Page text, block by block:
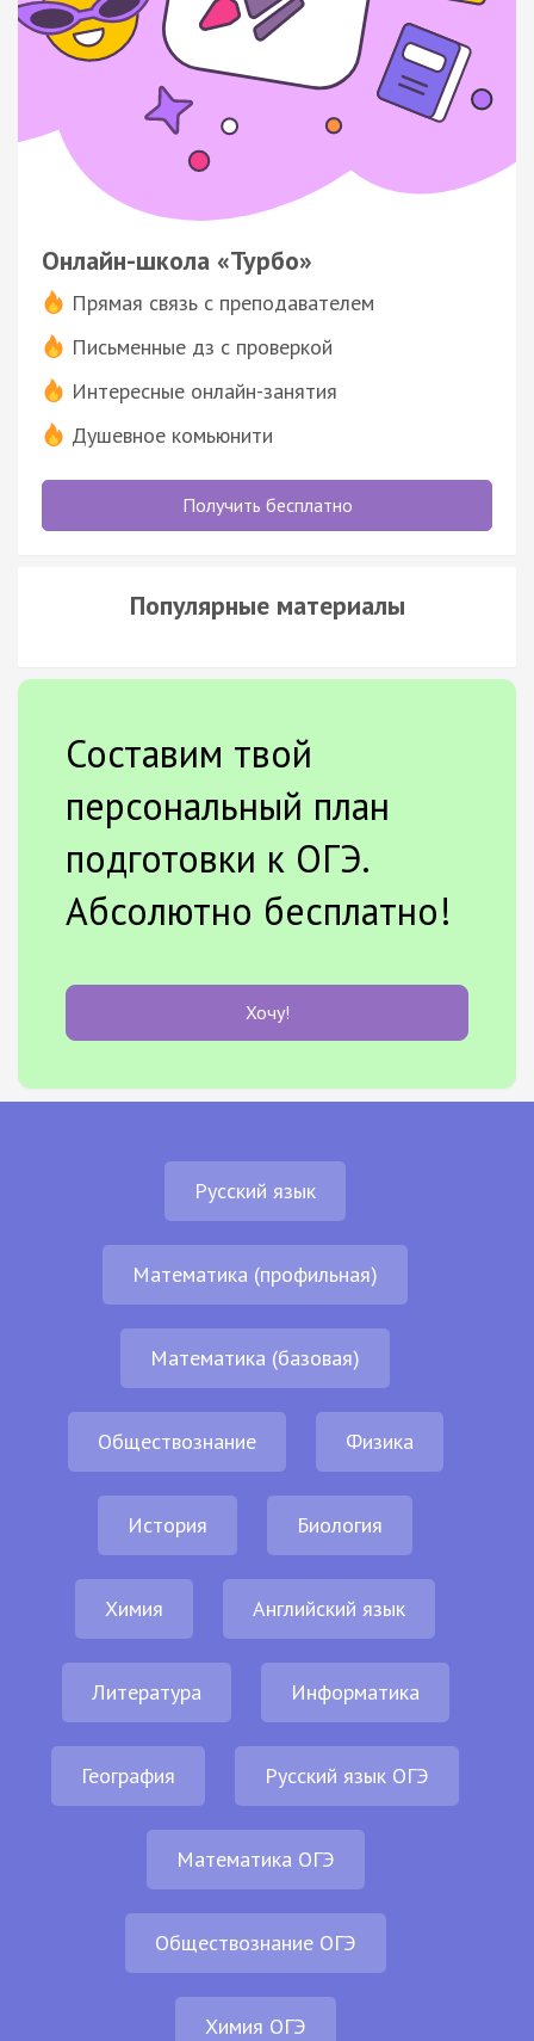
Онлайн-школа «Турбо»
Прямая связь с преподавателем
Письменные дз с проверкой
Интересные онлайн-занятия
Душевное комьюнити
Получить бесплатно
Популярные материалы
Составим твой
персональный план
подготовки к ОГЭ.
Абсолютно бесплатно!
Хочу!
Русский язык
Математика (профильная)
Математика (базовая)
Обществознание Физика
История Биология
Химия Английский язык
Литература Информатика
География Русский язык ОГЭ
Математика ОГЭ
Обществознание ОГЭ
Химия ОГЭ